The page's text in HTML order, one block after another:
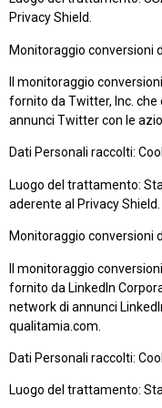
Privacy Shield.
Monitoraggio conversioni
Il monitoraggio
fornito da Twitter, Inc.
annunci Twitter con le
Dati Personali raccolti:
Luogo del trattamento:
aderente al Privacy Shield.
Monitoraggio conversioni
Il monitoraggio
fornito da LinkedIn
network di annunci
qualitamia.com.
Dati Personali raccolti:
Luogo del trattamento: